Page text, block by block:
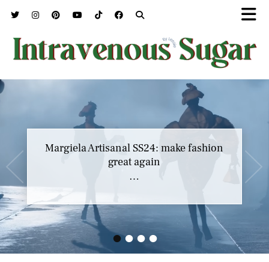
••••
Margiela Artisanal SS24: make fashion
great again
…
Marc Jacobs SS23 y el buscar confort en
nuestros héroes
…